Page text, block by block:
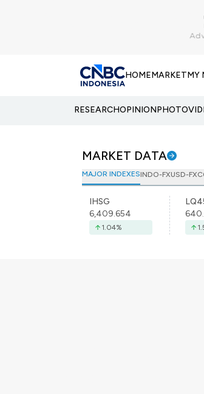
HOMEMARKETMY
RESEARCHOPINIONPHOTO
MARKET DATA
MAJOR INDEXESINDO-FXUSD-FX
IHSG
6,409.654
1.04%